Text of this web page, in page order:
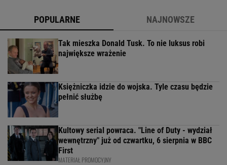
POPULARNE NAJNOWSZE
Tak mieszka Donald Tusk. To nie luksus robi
największe wrażenie
Księżniczka idzie do wojska. Tyle czasu będzie
pełnić służbę
Kultowy serial powraca. "Line of Duty - wydział
wewnętrzny" już od czwartku, 6 sierpnia w BBC
First
MATERIAŁ PROMOCYJNY